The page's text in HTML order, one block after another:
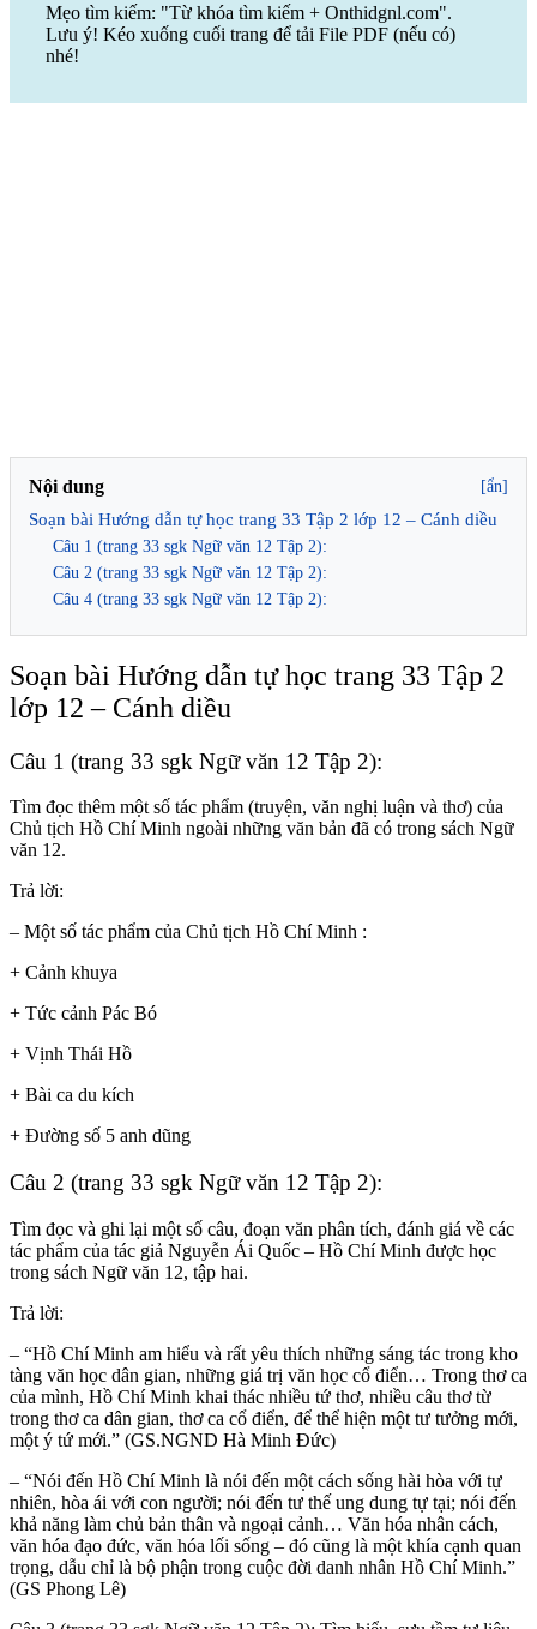
Mẹo tìm kiếm: "Từ khóa tìm kiếm + Onthidgnl.com".
Lưu ý! Kéo xuống cuối trang để tải File PDF (nếu có)
nhé!
Nội dung [ẩn]
Soạn bài Hướng dẫn tự học trang 33 Tập 2 lớp 12 – Cánh diều
Câu 1 (trang 33 sgk Ngữ văn 12 Tập 2):
Câu 2 (trang 33 sgk Ngữ văn 12 Tập 2):
Câu 4 (trang 33 sgk Ngữ văn 12 Tập 2):
Soạn bài Hướng dẫn tự học trang 33 Tập 2
lớp 12 – Cánh diều
Câu 1 (trang 33 sgk Ngữ văn 12 Tập 2):
Tìm đọc thêm một số tác phẩm (truyện, văn nghị luận và thơ) của
Chủ tịch Hồ Chí Minh ngoài những văn bản đã có trong sách Ngữ
văn 12.
Trả lời:
– Một số tác phẩm của Chủ tịch Hồ Chí Minh :
+ Cảnh khuya
+ Tức cảnh Pác Bó
+ Vịnh Thái Hồ
+ Bài ca du kích
+ Đường số 5 anh dũng
Câu 2 (trang 33 sgk Ngữ văn 12 Tập 2):
Tìm đọc và ghi lại một số câu, đoạn văn phân tích, đánh giá về các
tác phẩm của tác giả Nguyễn Ái Quốc – Hồ Chí Minh được học
trong sách Ngữ văn 12, tập hai.
Trả lời:
– “Hồ Chí Minh am hiểu và rất yêu thích những sáng tác trong kho
tàng văn học dân gian, những giá trị văn học cổ điển… Trong thơ ca
của mình, Hồ Chí Minh khai thác nhiều tứ thơ, nhiều câu thơ từ
trong thơ ca dân gian, thơ ca cổ điển, để thể hiện một tư tưởng mới,
một ý tứ mới.” (GS.NGND Hà Minh Đức)
– “Nói đến Hồ Chí Minh là nói đến một cách sống hài hòa với tự
nhiên, hòa ái với con người; nói đến tư thế ung dung tự tại; nói đến
khả năng làm chủ bản thân và ngoại cảnh… Văn hóa nhân cách,
văn hóa đạo đức, văn hóa lối sống – đó cũng là một khía cạnh quan
trọng, dẫu chỉ là bộ phận trong cuộc đời danh nhân Hồ Chí Minh.”
(GS Phong Lê)